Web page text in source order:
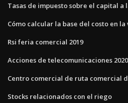
Tasas de impuesto sobre el capital a
Cómo calcular la base del costo en
Rsi feria comercial 2019
Acciones de telecomunicaciones 2020
Centro comercial de ruta comercial
Stocks relacionados con el riego